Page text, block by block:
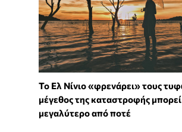
Το Ελ Νίνιο «φρενάρει» τους
μέγεθος της καταστροφής μπορεί
μεγαλύτερο από ποτέ